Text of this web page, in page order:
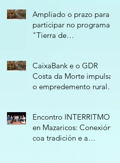
Ampliado o prazo para
participar no programa
"Tierra de
CaixaBank e o GDR
Costa da Morte impulsan
o empredemento rural
Oportunidades”
Encontro INTERRITMOS
en Mazaricos: Conexión
coa tradición e a